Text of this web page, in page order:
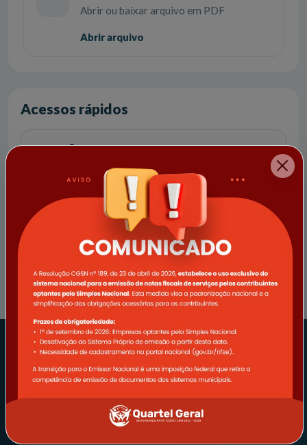
Abrir ou baixar arquivo em PDF
Abrir arquivo
Acessos rápidos
CIDADÃO
EMPRESA
SERVIDOR